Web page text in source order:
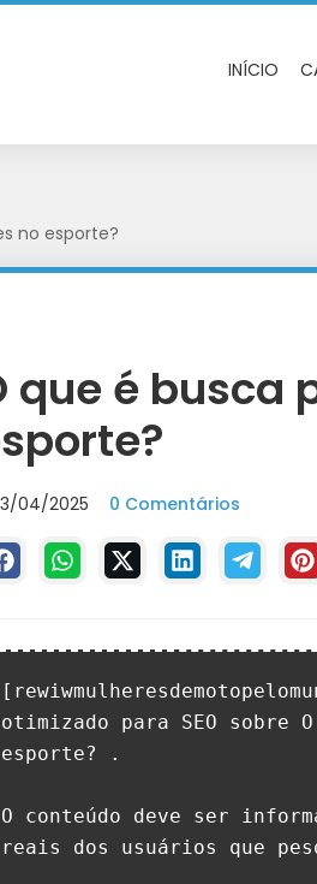
INÍCIO
no esporte?
que é busca
04/2025 0 Comentários
otimizado para SEO sobre
esporte? .
O conteúdo deve ser
reais dos usuários que